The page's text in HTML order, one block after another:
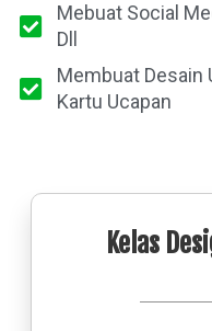
Mebuat Social
Dll
Membuat Desain
Kartu Ucapan
Kelas